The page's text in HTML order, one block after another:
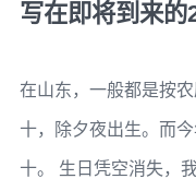
写在即将到来的
在山东，一般都是按
十，除夕夜出生。而
十。 生日凭空消失，